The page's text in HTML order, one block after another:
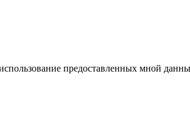
предоставленных мной